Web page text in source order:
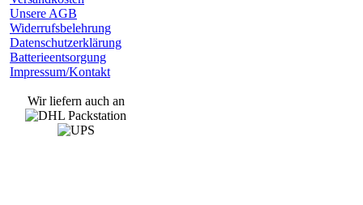
Unsere AGB
Widerrufsbelehrung
Datenschutzerklärung
Batterieentsorgung
Impressum/Kontakt
Wir liefern auch an